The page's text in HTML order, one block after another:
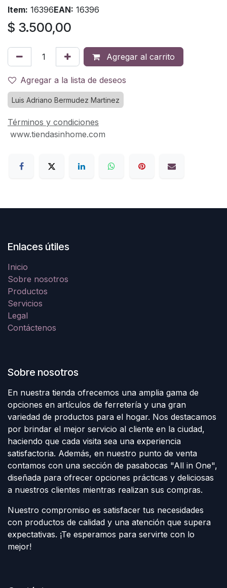
Item: 16396EAN: 16396
$ 3.500,00
Agregar al carrito
Agregar a la lista de deseos
Luis Adriano Bermudez Martinez
Términos y condiciones
www.tiendasinhome.com
Enlaces útiles
Inicio
Sobre nosotros
Productos
Servicios
Legal
Contáctenos
Sobre nosotros
En nuestra tienda ofrecemos una amplia gama de
opciones en artículos de ferretería y una gran
variedad de productos para el hogar. Nos destacamos
por brindar el mejor servicio al cliente en la ciudad,
haciendo que cada visita sea una experiencia
satisfactoria. Además, en nuestro punto de venta
contamos con una sección de pasabocas "All in One",
diseñada para ofrecer opciones prácticas y deliciosas
a nuestros clientes mientras realizan sus compras.
Nuestro compromiso es satisfacer tus necesidades
con productos de calidad y una atención que supera
expectativas. ¡Te esperamos para servirte con lo
mejor!